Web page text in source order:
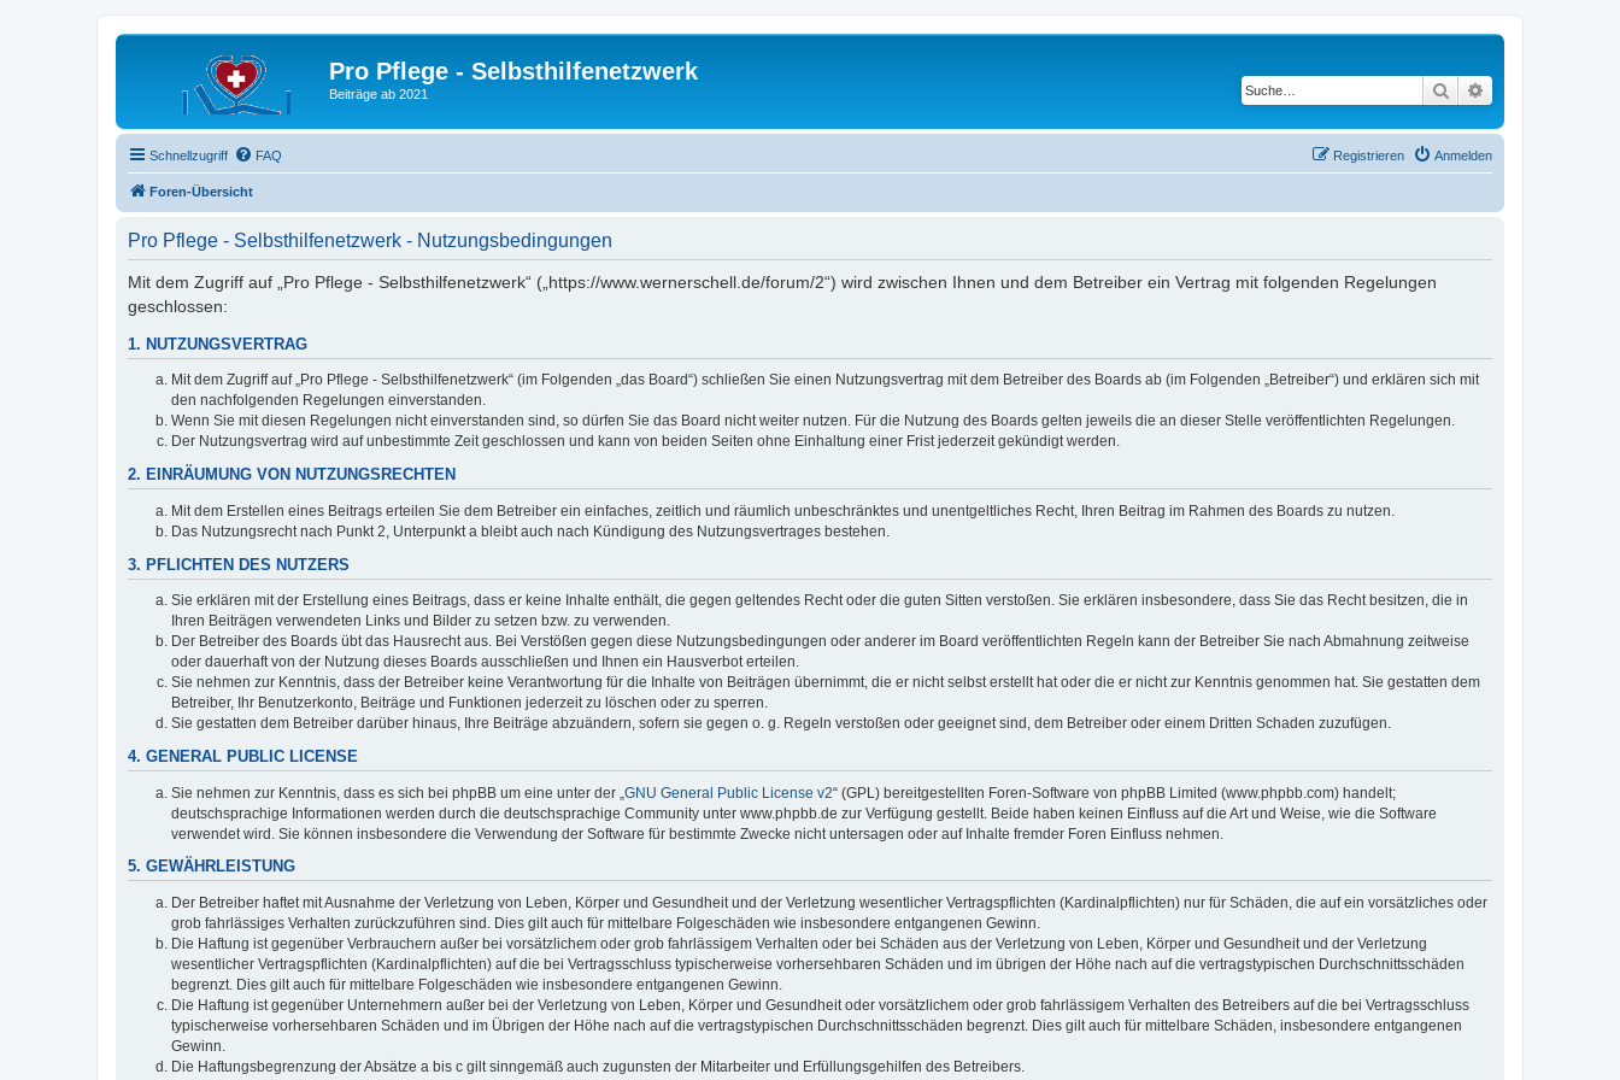
Pro Pflege - Selbsthilfenetzwerk
Beiträge ab 2021 Suche
Schnellzugriff FAQ Anmelden
Registrieren
Foren-Übersicht
Pro Pflege - Selbsthilfenetzwerk - Nutzungsbedingungen
Mit dem Zugriff auf „Pro Pflege - Selbsthilfenetzwerk“ („https://www.wernerschell.de/forum/2“) wird zwischen Ihnen und dem Betreiber ein Vertrag mit folgenden Regelungen
geschlossen:
1. NUTZUNGSVERTRAG
Mit dem Zugriff auf „Pro Pflege - Selbsthilfenetzwerk“ (im Folgenden „das Board“) schließen Sie einen Nutzungsvertrag mit dem Betreiber des Boards ab (im Folgenden „Betreiber“) und erklären sich mit
den nachfolgenden Regelungen einverstanden.
Wenn Sie mit diesen Regelungen nicht einverstanden sind, so dürfen Sie das Board nicht weiter nutzen. Für die Nutzung des Boards gelten jeweils die an dieser Stelle veröffentlichten Regelungen.
Der Nutzungsvertrag wird auf unbestimmte Zeit geschlossen und kann von beiden Seiten ohne Einhaltung einer Frist jederzeit gekündigt werden.
2. EINRÄUMUNG VON NUTZUNGSRECHTEN
Mit dem Erstellen eines Beitrags erteilen Sie dem Betreiber ein einfaches, zeitlich und räumlich unbeschränktes und unentgeltliches Recht, Ihren Beitrag im Rahmen des Boards zu nutzen.
Das Nutzungsrecht nach Punkt 2, Unterpunkt a bleibt auch nach Kündigung des Nutzungsvertrages bestehen.
3. PFLICHTEN DES NUTZERS
Sie erklären mit der Erstellung eines Beitrags, dass er keine Inhalte enthält, die gegen geltendes Recht oder die guten Sitten verstoßen. Sie erklären insbesondere, dass Sie das Recht besitzen, die in
Ihren Beiträgen verwendeten Links und Bilder zu setzen bzw. zu verwenden.
Der Betreiber des Boards übt das Hausrecht aus. Bei Verstößen gegen diese Nutzungsbedingungen oder anderer im Board veröffentlichten Regeln kann der Betreiber Sie nach Abmahnung zeitweise
oder dauerhaft von der Nutzung dieses Boards ausschließen und Ihnen ein Hausverbot erteilen.
Sie nehmen zur Kenntnis, dass der Betreiber keine Verantwortung für die Inhalte von Beiträgen übernimmt, die er nicht selbst erstellt hat oder die er nicht zur Kenntnis genommen hat. Sie gestatten dem
Betreiber, Ihr Benutzerkonto, Beiträge und Funktionen jederzeit zu löschen oder zu sperren.
Sie gestatten dem Betreiber darüber hinaus, Ihre Beiträge abzuändern, sofern sie gegen o. g. Regeln verstoßen oder geeignet sind, dem Betreiber oder einem Dritten Schaden zuzufügen.
4. GENERAL PUBLIC LICENSE
Sie nehmen zur Kenntnis, dass es sich bei phpBB um eine unter der „ GNU General Public License v2“ (GPL) bereitgestellten Foren-Software von phpBB Limited (www.phpbb.com) handelt;
deutschsprachige Informationen werden durch die deutschsprachige Community unter www.phpbb.de zur Verfügung gestellt. Beide haben keinen Einfluss auf die Art und Weise, wie die Software
verwendet wird. Sie können insbesondere die Verwendung der Software für bestimmte Zwecke nicht untersagen oder auf Inhalte fremder Foren Einfluss nehmen.
5. GEWÄHRLEISTUNG
Der Betreiber haftet mit Ausnahme der Verletzung von Leben, Körper und Gesundheit und der Verletzung wesentlicher Vertragspflichten (Kardinalpflichten) nur für Schäden, die auf ein vorsätzliches oder
grob fahrlässiges Verhalten zurückzuführen sind. Dies gilt auch für mittelbare Folgeschäden wie insbesondere entgangenen Gewinn.
Die Haftung ist gegenüber Verbrauchern außer bei vorsätzlichem oder grob fahrlässigem Verhalten oder bei Schäden aus der Verletzung von Leben, Körper und Gesundheit und der Verletzung
wesentlicher Vertragspflichten (Kardinalpflichten) auf die bei Vertragsschluss typischerweise vorhersehbaren Schäden und im übrigen der Höhe nach auf die vertragstypischen Durchschnittsschäden
begrenzt. Dies gilt auch für mittelbare Folgeschäden wie insbesondere entgangenen Gewinn.
Die Haftung ist gegenüber Unternehmern außer bei der Verletzung von Leben, Körper und Gesundheit oder vorsätzlichem oder grob fahrlässigem Verhalten des Betreibers auf die bei Vertragsschluss
typischerweise vorhersehbaren Schäden und im Übrigen der Höhe nach auf die vertragstypischen Durchschnittsschäden begrenzt. Dies gilt auch für mittelbare Schäden, insbesondere entgangenen
Gewinn.
Die Haftungsbegrenzung der Absätze a bis c gilt sinngemäß auch zugunsten der Mitarbeiter und Erfüllungsgehilfen des Betreibers.